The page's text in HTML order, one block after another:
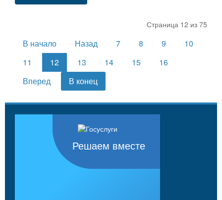
Страница 12 из 75
В начало Назад 7 8 9
10
11
12 13 14 15
16
Вперед
В конец
Решаем вместе